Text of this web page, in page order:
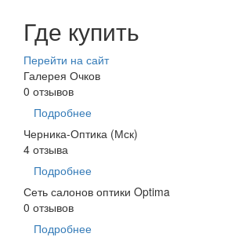
Где купить
Перейти на сайт
Галерея Очков
0 отзывов
Подробнее
Черника-Оптика (Мск)
4 отзыва
Подробнее
Сеть салонов оптики Optima
0 отзывов
Подробнее